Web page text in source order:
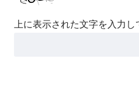
上に表示された文字を入力し